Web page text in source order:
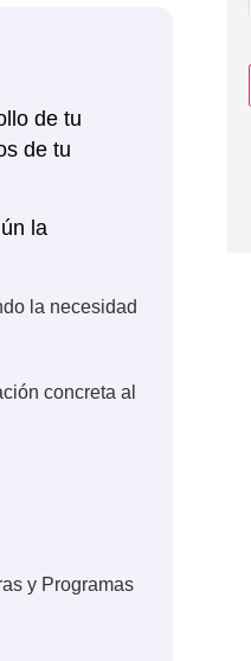
de tu
de tu
la
la necesidad
concreta al
y Programas